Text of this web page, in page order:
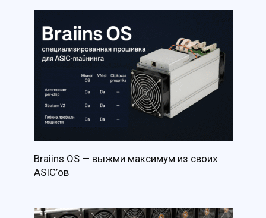
Braiins OS — выжми максимум из своих
ASIC’ов